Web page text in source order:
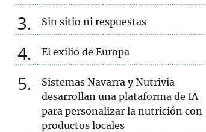
3 Sin sitio ni respuestas
4 El exilio de Europa
5
Sistemas Navarra y Nutrivia
desarrollan una plataforma de IA
para personalizar la nutrición con
productos locales